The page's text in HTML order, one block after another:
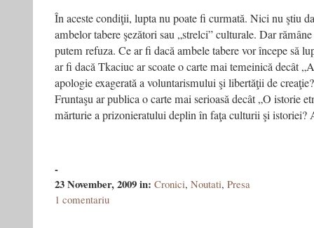
În aceste condiţii, lupta nu poate fi curmată. Nici nu ştiu
ambelor tabere şezători sau „strelci” culturale. Dar
putem refuza. Ce ar fi dacă ambele tabere vor începe să
ar fi dacă Tkaciuc ar scoate o carte mai temeinică decât
apologie exagerată a voluntarismului şi libertăţii de
Fruntaşu ar publica o carte mai serioasă decât „O istorie
mărturie a prizonieratului deplin în faţa culturii şi istoriei?
-
23 November, 2009in: Cronici, Noutati, Presa
1 comentariu